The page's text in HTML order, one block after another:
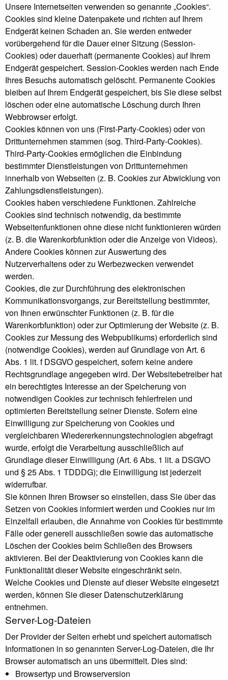
Unsere Internetseiten verwenden so genannte „Cookies“.
Cookies sind kleine Datenpakete und richten auf Ihrem
Endgerät keinen Schaden an. Sie werden entweder
vorübergehend für die Dauer einer Sitzung (Session-
Cookies) oder dauerhaft (permanente Cookies) auf Ihrem
Endgerät gespeichert. Session-Cookies werden nach Ende
Ihres Besuchs automatisch gelöscht. Permanente Cookies
bleiben auf Ihrem Endgerät gespeichert, bis Sie diese selbst
löschen oder eine automatische Löschung durch Ihren
Webbrowser erfolgt.
Cookies können von uns (First-Party-Cookies) oder von
Drittunternehmen stammen (sog. Third-Party-Cookies).
Third-Party-Cookies ermöglichen die Einbindung
bestimmter Dienstleistungen von Drittunternehmen
innerhalb von Webseiten (z. B. Cookies zur Abwicklung von
Zahlungsdienstleistungen).
Cookies haben verschiedene Funktionen. Zahlreiche
Cookies sind technisch notwendig, da bestimmte
Webseitenfunktionen ohne diese nicht funktionieren würden
(z. B. die Warenkorbfunktion oder die Anzeige von Videos).
Andere Cookies können zur Auswertung des
Nutzerverhaltens oder zu Werbezwecken verwendet
werden.
Cookies, die zur Durchführung des elektronischen
Kommunikationsvorgangs, zur Bereitstellung bestimmter,
von Ihnen erwünschter Funktionen (z. B. für die
Warenkorbfunktion) oder zur Optimierung der Website (z. B.
Cookies zur Messung des Webpublikums) erforderlich sind
(notwendige Cookies), werden auf Grundlage von Art. 6
Abs. 1 lit. f DSGVO gespeichert, sofern keine andere
Rechtsgrundlage angegeben wird. Der Websitebetreiber hat
ein berechtigtes Interesse an der Speicherung von
notwendigen Cookies zur technisch fehlerfreien und
optimierten Bereitstellung seiner Dienste. Sofern eine
Einwilligung zur Speicherung von Cookies und
vergleichbaren Wiedererkennungstechnologien abgefragt
wurde, erfolgt die Verarbeitung ausschließlich auf
Grundlage dieser Einwilligung (Art. 6 Abs. 1 lit. a DSGVO
und § 25 Abs. 1 TDDDG); die Einwilligung ist jederzeit
widerrufbar.
Sie können Ihren Browser so einstellen, dass Sie über das
Setzen von Cookies informiert werden und Cookies nur im
Einzelfall erlauben, die Annahme von Cookies für bestimmte
Fälle oder generell ausschließen sowie das automatische
Löschen der Cookies beim Schließen des Browsers
aktivieren. Bei der Deaktivierung von Cookies kann die
Funktionalität dieser Website eingeschränkt sein.
Welche Cookies und Dienste auf dieser Website eingesetzt
werden, können Sie dieser Datenschutzerklärung
entnehmen.
Server-Log-Dateien
Der Provider der Seiten erhebt und speichert automatisch
Informationen in so genannten Server-Log-Dateien, die Ihr
Browser automatisch an uns übermittelt. Dies sind:
Browsertyp und Browserversion